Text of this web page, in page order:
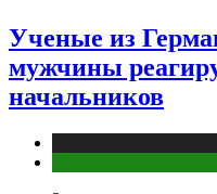
Ученые из
мужчины
начальников